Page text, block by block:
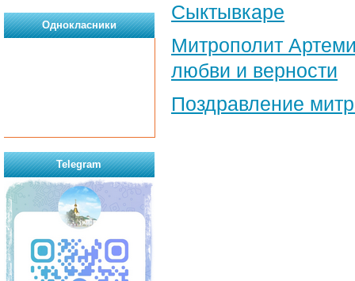
Сыктывкаре
Митрополит
любви и верности
Поздравление​
Однокласники
Telegram